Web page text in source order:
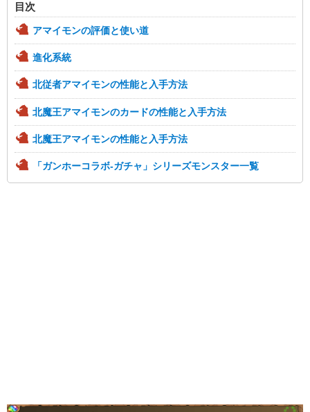
目次
アマイモンの評価と使い道
進化系統
北従者アマイモンの性能と入手方法
北魔王アマイモンのカードの性能と入手方法
北魔王アマイモンの性能と入手方法
「ガンホーコラボ-ガチャ」シリーズモンスター一覧